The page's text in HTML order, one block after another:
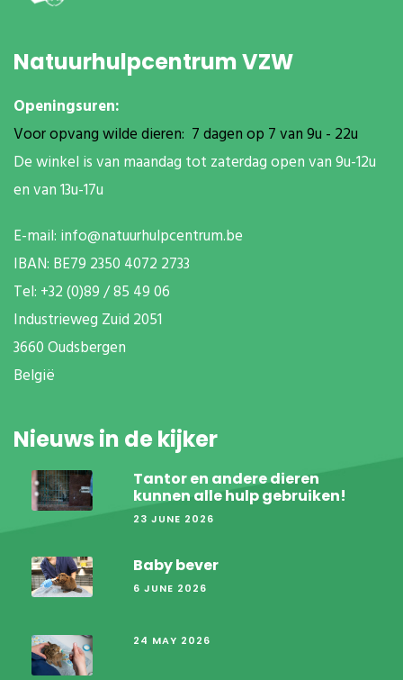
Natuurhulpcentrum VZW
Openingsuren:
Voor opvang wilde dieren: 7 dagen op 7 van 9u - 22u
De winkel is van maandag tot zaterdag open van 9u-12u
en van 13u-17u
E-mail: info@natuurhulpcentrum.be
IBAN: BE79 2350 4072 2733
Tel: +32 (0)89 / 85 49 06
Industrieweg Zuid 2051
3660 Oudsbergen
België
Nieuws in de kijker
Tantor en andere dieren
kunnen alle hulp gebruiken!
23 JUNE 2026
Baby bever
6 JUNE 2026
24 MAY 2026